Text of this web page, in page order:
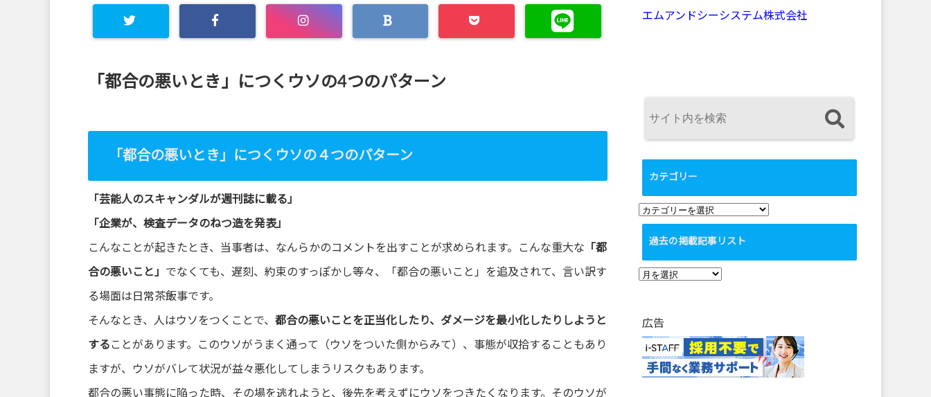
key "Twitter" in
-
komiya.com/public_html/
count-cache/sns-count-
cache.php on line 2897
「都合の悪いとき」につくウソの4つのパターン
「都合の悪いとき」につくウソの４つのパターン
「芸能人のスキャンダルが週刊誌に載る」
「企業が、検査データのねつ造を発表」
こんなことが起きたとき、当事者は、なんらかのコメントを出すことが求められます。こんな重大な 「都
合の悪いこと」 でなくても、遅刻、約束のすっぽかし等々、「都合の悪いこと」を追及されて、言い訳す
る場面は日常茶飯事です。
そんなとき、人はウソをつくことで、 都合の悪いことを正当化したり、ダメージを最小化したりしようと
する ことがあります。このウソがうまく通って（ウソをついた側からみて）、事態が収拾することもあり
ますが、ウソがバレて状況が益々悪化してしまうリスクもあります。
都合の悪い事態に陥った時、その場を逃れようと、後先を考えずにウソをつきたくなります。そのウソが
エムアンドシーシステム株式会社
カテゴリー
カ
テ
リ
ー
過去の掲載記事リスト
過
掲
載
記
事
広告